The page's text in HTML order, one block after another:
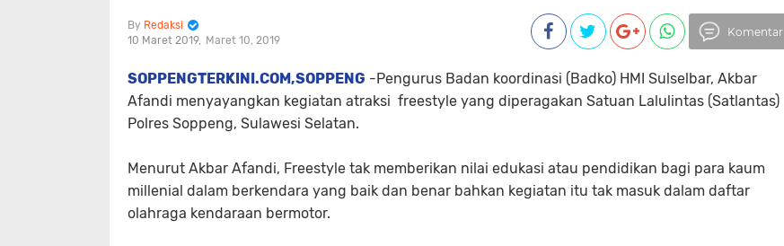
Redaksi
10 Maret 2019
Maret 10, 2019
Komentar
SOPPENGTERKINI.COM,SOPPENG -Pengurus Badan koordinasi (Badko) HMI Sulselbar, Akbar
Afandi menyayangkan kegiatan atraksi freestyle yang diperagakan Satuan Lalulintas (Satlantas)
Polres Soppeng, Sulawesi Selatan.
Menurut Akbar Afandi, Freestyle tak memberikan nilai edukasi atau pendidikan bagi para kaum
millenial dalam berkendara yang baik dan benar bahkan kegiatan itu tak masuk dalam daftar
olahraga kendaraan bermotor.